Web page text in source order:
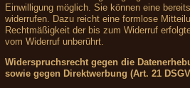
Einwilligung möglich. Sie können eine
widerrufen. Dazu reicht eine formlose
Rechtmäßigkeit der bis zum Widerruf
vom Widerruf unberührt.
Widerspruchsrecht gegen die
sowie gegen Direktwerbung (Art. 21